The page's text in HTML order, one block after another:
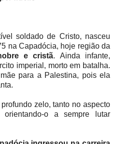
soldado de Cristo, nasceu
na Capadócia, hoje região da
e cristã. Ainda infante,
imperial, morto em batalha.
para a Palestina, pois ela
zelo, tanto no aspecto
orientando-o a sempre lutar